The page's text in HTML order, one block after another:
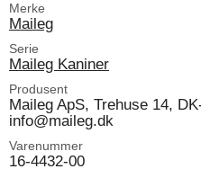
Merke
Maileg
Serie
Maileg Kaniner
Produsent
Maileg ApS, Trehuse 14,
info@maileg.dk
Varenummer
16-4432-00